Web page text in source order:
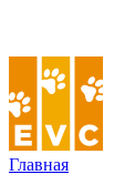
Главная